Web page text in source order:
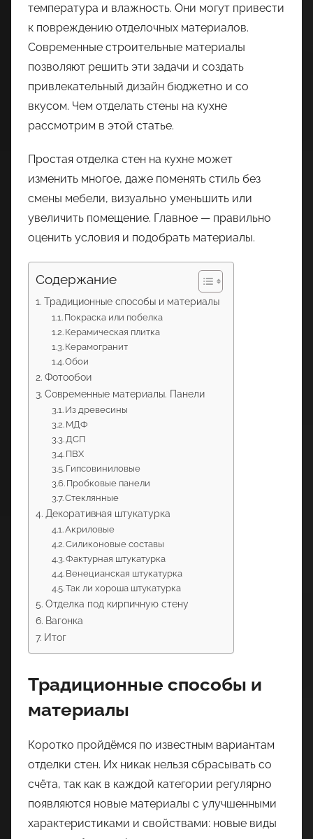
температура и влажность. Они могут привести
к повреждению отделочных материалов.
Современные строительные материалы
позволяют решить эти задачи и создать
привлекательный дизайн бюджетно и со
вкусом. Чем отделать стены на кухне
рассмотрим в этой статье.
Простая отделка стен на кухне может
изменить многое, даже поменять стиль без
смены мебели, визуально уменьшить или
увеличить помещение. Главное — правильно
оценить условия и подобрать материалы.
Содержание
Традиционные способы и материалы
Покраска или побелка
Керамическая плитка
Керамогранит
Обои
Фотообои
Современные материалы. Панели
Из древесины
МДФ
ДСП
ПВХ
Гипсовиниловые
Пробковые панели
Стеклянные
Декоративная штукатурка
Акриловые
Силиконовые составы
Фактурная штукатурка
Венецианская штукатурка
Так ли хороша штукатурка
Отделка под кирпичную стену
Вагонка
Итог
Традиционные способы и
материалы
Коротко пройдёмся по известным вариантам
отделки стен. Их никак нельзя сбрасывать со
счёта, так как в каждой категории регулярно
появляются новые материалы с улучшенными
характеристиками и свойствами: новые виды